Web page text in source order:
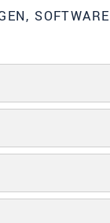
SOFTWARE